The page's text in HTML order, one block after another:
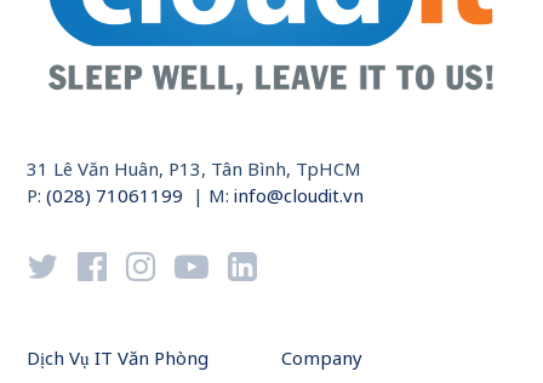
31 Lê Văn Huân, P13, Tân Bình, TpHCM
P:(028) 71061199 | M:info@cloudit.vn
Dịch Vụ IT Văn Phòng Company